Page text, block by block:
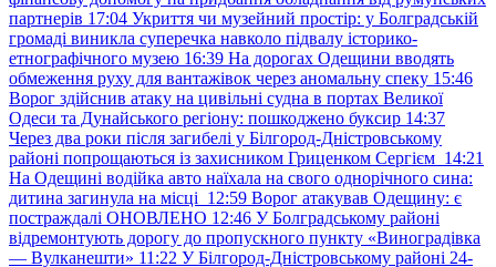
партнерів 17:04 Укриття чи музейний простір: у Болградській
громаді виникла суперечка навколо підвалу історико-
етнографічного музею 16:39 На дорогах Одещини вводять
обмеження руху для вантажівок через аномальну спеку 15:46
Ворог здійснив атаку на цивільні судна в портах Великої
Одеси та Дунайського регіону: пошкоджено буксир 14:37
Через два роки після загибелі у Білгород-Дністровському
районі попрощаються із захисником Гриценком Сергієм 14:21
На Одещині водійка авто наїхала на свого однорічного сина:
дитина загинула на місці 12:59 Ворог атакував Одещину: є
постраждалі ОНОВЛЕНО 12:46 У Болградському районі
відремонтують дорогу до пропускного пункту «Виноградівка
— Вулканешти» 11:22 У Білгород-Дністровському районі 24-